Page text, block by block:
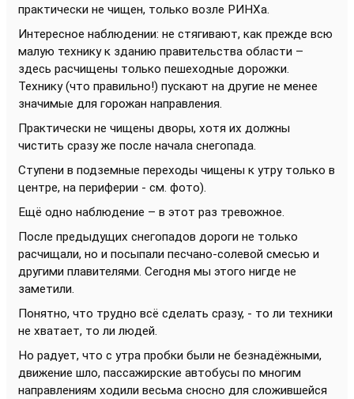
практически не чищен, только возле РИНХа.
Интересное наблюдении: не стягивают, как прежде всю
малую технику к зданию правительства области –
здесь расчищены только пешеходные дорожки.
Технику (что правильно!) пускают на другие не менее
значимые для горожан направления.
Практически не чищены дворы, хотя их должны
чистить сразу же после начала снегопада.
Ступени в подземные переходы чищены к утру только в
центре, на периферии - см. фото).
Ещё одно наблюдение – в этот раз тревожное.
После предыдущих снегопадов дороги не только
расчищали, но и посыпали песчано-солевой смесью и
другими плавителями. Сегодня мы этого нигде не
заметили.
Понятно, что трудно всё сделать сразу, - то ли техники
не хватает, то ли людей.
Но радует, что с утра пробки были не безнадёжными,
движение шло, пассажирские автобусы по многим
направлениям ходили весьма сносно для сложившейся